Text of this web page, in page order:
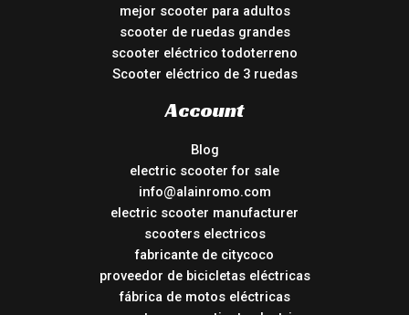
mejor scooter para adultos
scooter de ruedas grandes
scooter eléctrico todoterreno
Scooter eléctrico de 3 ruedas
Account
Blog
electric scooter for sale
info@alainromo.com
electric scooter manufacturer
scooters electricos
fabricante de citycoco
proveedor de bicicletas eléctricas
fábrica de motos eléctricas